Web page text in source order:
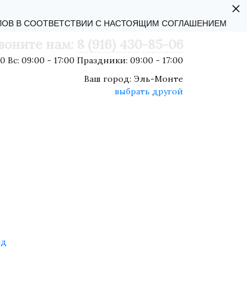
нам: 8 (916) 430-85-06
Вс: 09:00 - 17:00 Праздники: 09:00 - 17:00
Ваш город: Эль-Монте
выбрать другой
В СООТВЕТСТВИИ С НАСТОЯЩИМ СОГЛАШЕНИЕМ
×